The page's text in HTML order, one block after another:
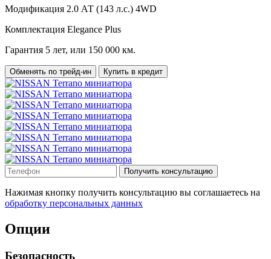
Модификация 2.0 АТ (143 л.с.) 4WD
Комплектация Elegance Plus
Гарантия 5 лет, или 150 000 км.
Обменять по трейд-ин Купить в кредит
Получить консультацию
Нажимая кнопку получить консультацию вы соглашаетесь на
обработку персональных данных
Опции
Безопасность